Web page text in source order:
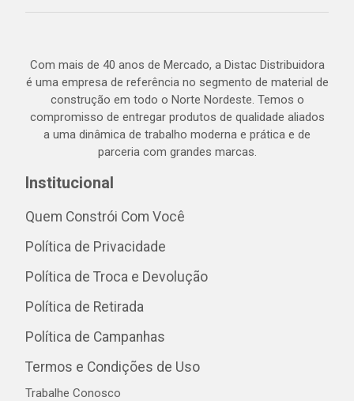
Com mais de 40 anos de Mercado, a Distac Distribuidora
é uma empresa de referência no segmento de material de
construção em todo o Norte Nordeste. Temos o
compromisso de entregar produtos de qualidade aliados
a uma dinâmica de trabalho moderna e prática e de
parceria com grandes marcas.
Institucional
Quem Constrói Com Você
Política de Privacidade
Política de Troca e Devolução
Política de Retirada
Política de Campanhas
Termos e Condições de Uso
Trabalhe Conosco